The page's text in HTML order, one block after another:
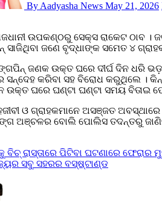
By Aadyasha News May 21, 2026
ଉପକଣ୍ଠରୁ ସେକ୍ସ ରାକେଟ ଠାବ ।
ସାଜିଥିବା ଜଣେ ବୃଦ୍ଧାଙ୍କ ସମେତ ୪
ଜଣକ ଉକ୍ତ ଘରେ ଦୀର୍ଘ ଦିନ ଧରି
ସନ୍ଦେହ କରିବା ସହ ବିରୋଧ କରୁଥିଲେ ।
ଉକ୍ତ ଘରେ ଘଣ୍ଟା ଘଣ୍ଟା ସମୟ ବିତାଇ
ଓ ଗ୍ରାହକମାନେ ଅସଞ୍ଜତ
ଅଞ୍ଚଳର ବୋଲି ପୋଲିସ ତଦନ୍ତରୁ
ରାସ୍ତାରେ ପିଟିବା ଘଟଣାରେ
ସବୁ ସହରର ବସ୍‌ଷ୍ଟାଣ୍ଡ